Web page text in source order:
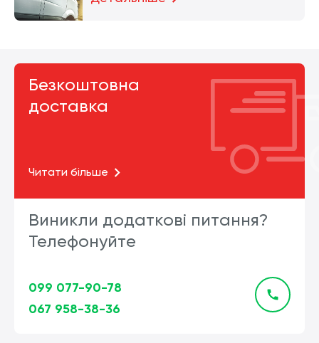
Безкоштовна
доставка
Читати більше
Виникли додаткові питання?
Телефонуйте
099 077-90-78
067 958-38-36